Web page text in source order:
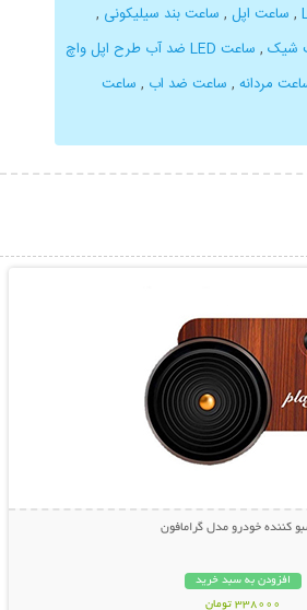
, ساعت اپل , ساعت بند سیلیکونی ,
شیک ,
ساعت LED ضد آب طرح اپل واچ
مردانه , ساعت ضد اب , ساعت
کننده خودرو مدل گرامافون
افزودن به سبد خرید
338000 تومان